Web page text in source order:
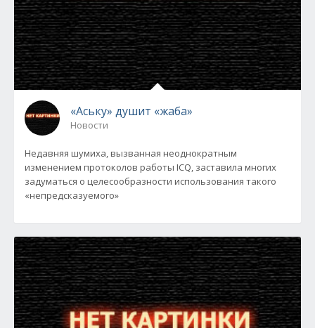
«Аську» душит «жаба»
Новости
Недавняя шумиха, вызванная неоднократным
изменением протоколов работы ICQ, заставила многих
задуматься о целесообразности использования такого
«непредсказуемого»